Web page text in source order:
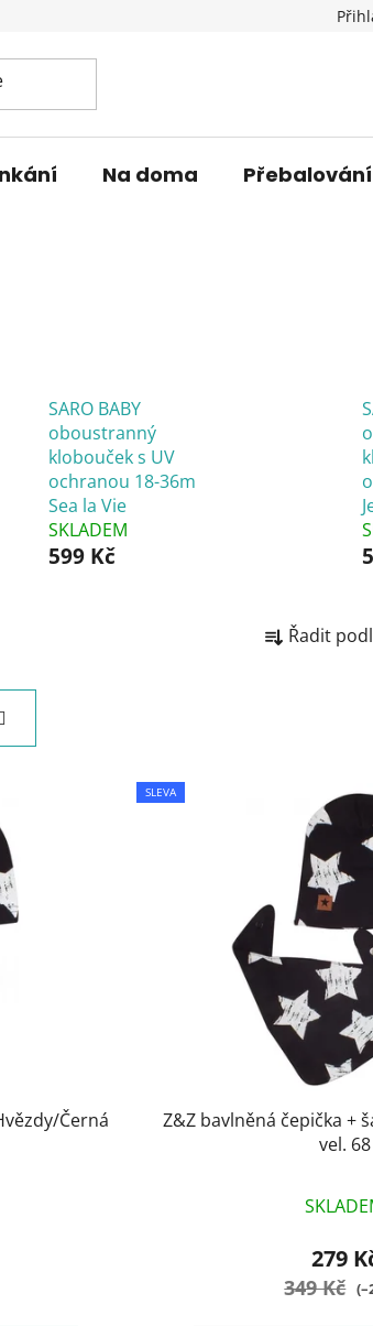
Věrnostní
Na doma Přebalování
SARO BABY
oboustranný
klobouček s UV
ochranou 18-36m
Sea la Vie
SKLADEM
599 Kč
a
u
k
t
ů
Řadit
Černá
SLEVA
Z&Z bavlněná čepička +
vel. 68
279
349 Kč